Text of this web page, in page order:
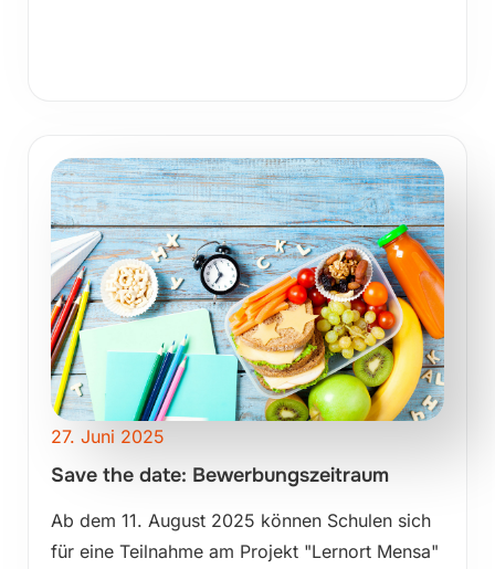
27. Juni 2025
Save the date: Bewerbungszeitraum
Ab dem 11. August 2025 können Schulen sich
für eine Teilnahme am Projekt "Lernort Mensa"